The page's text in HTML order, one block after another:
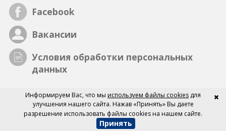
Facebook
Вакансии
Условия обработки персональных
данных
Информируем Вас, что мы используем файлы cookies для
улучшения нашего сайта. Нажав «Принять» Вы даете
разрешение использовать файлы cookies на нашем сайте.
Принять